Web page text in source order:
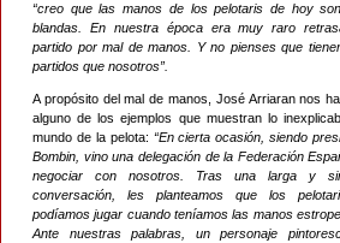
“creo que las manos de los pelotaris de hoy
blandas. En nuestra época era muy raro
partido por mal de manos. Y no pienses que
partidos que nosotros”.
A propósito del mal de manos, José Arriaran nos
alguno de los ejemplos que muestran lo
mundo de la pelota: “En cierta ocasión, siendo
Bombin, vino una delegación de la Federación
negociar con nosotros. Tras una larga y
conversación, les planteamos que los
podíamos jugar cuando teníamos las manos
Ante nuestras palabras, un personaje